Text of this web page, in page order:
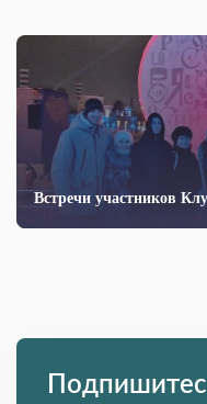
Встречи участников